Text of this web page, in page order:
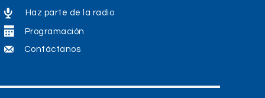
Haz parte de la radio
Programación
Contáctanos